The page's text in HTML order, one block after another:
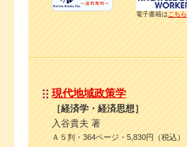
電子書籍はこちら
現代地域政策学
［経済学・経済思想］
入谷貴夫 著
Ａ５判・364ページ・5,830円（税込）